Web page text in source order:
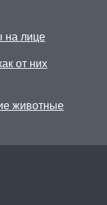
на лице
от них
животные